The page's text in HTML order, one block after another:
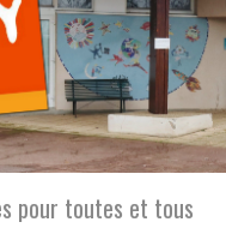
pour toutes et tous